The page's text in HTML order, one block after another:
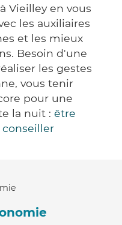
Vieilley en vous
les auxiliaires
et les mieux
Besoin d'une
les gestes
vous tenir
pour une
la nuit : être